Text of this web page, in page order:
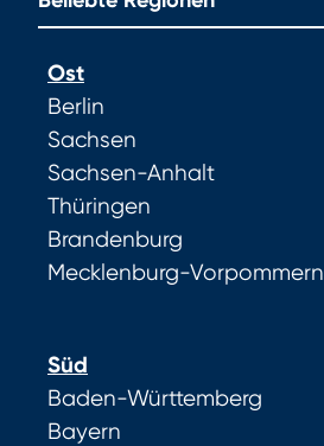
Ost
Berlin
Sachsen
Sachsen-Anhalt
Thüringen
Brandenburg
Mecklenburg-Vorpommern
Süd
Baden-Württemberg
Bayern